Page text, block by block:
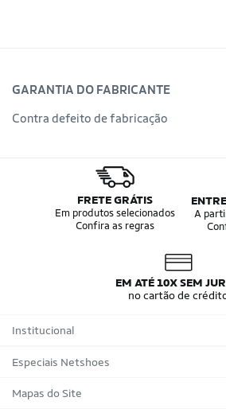
GARANTIA DO FABRICANTE
Contra defeito de fabricação
FRETE GRÁTIS
Em produtos selecionados
Confira as regras
A
EM ATÉ 10X SEM
no cartão de
Institucional
Sobre a Netshoes
Política de Privacidade
Especiais Netshoes
Suplementos
Mapas do Site